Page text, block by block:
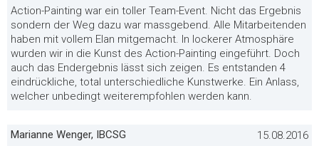
Action-Painting war ein toller Team-Event. Nicht das Ergebnis
sondern der Weg dazu war massgebend. Alle Mitarbeitenden
haben mit vollem Elan mitgemacht. In lockerer Atmosphäre
wurden wir in die Kunst des Action-Painting eingeführt. Doch
auch das Endergebnis lässt sich zeigen. Es entstanden 4
eindrückliche, total unterschiedliche Kunstwerke. Ein Anlass,
welcher unbedingt weiterempfohlen werden kann.
Marianne Wenger, IBCSG
15.08.2016